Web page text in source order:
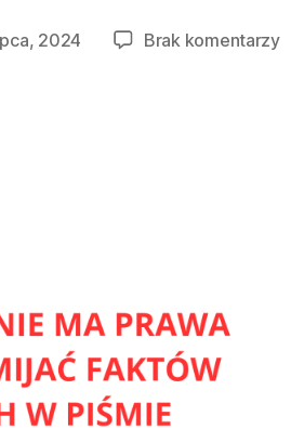
2024 Brak komentarzydo